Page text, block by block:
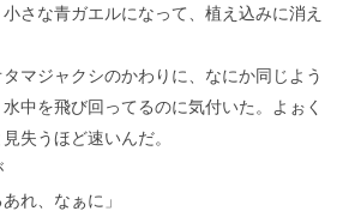
さな青ガエルになって、植え込みに消え
マジャクシのかわりに、なにか同じよう
中を飛び回ってるのに気付いた。よぉく
失うほど速いんだ。
れ、なぁに」